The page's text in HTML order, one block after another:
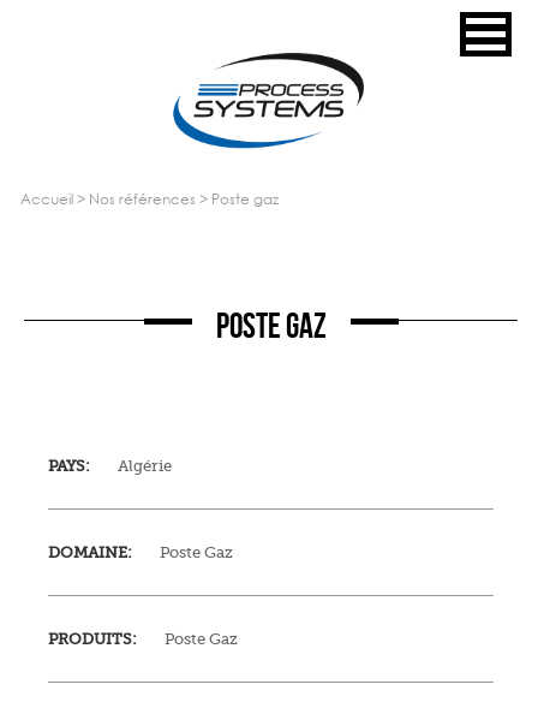
accueil> nos références > poste gaz
POSTE GAZ
PAYS: Algérie
DOMAINE: Poste Gaz
PRODUITS: Poste Gaz